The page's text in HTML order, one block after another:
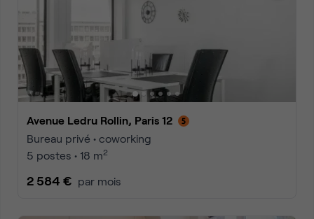
Avenue Ledru Rollin, Paris 12
Bureau privé • coworking
5 postes • 18 m2
2 584 € par mois